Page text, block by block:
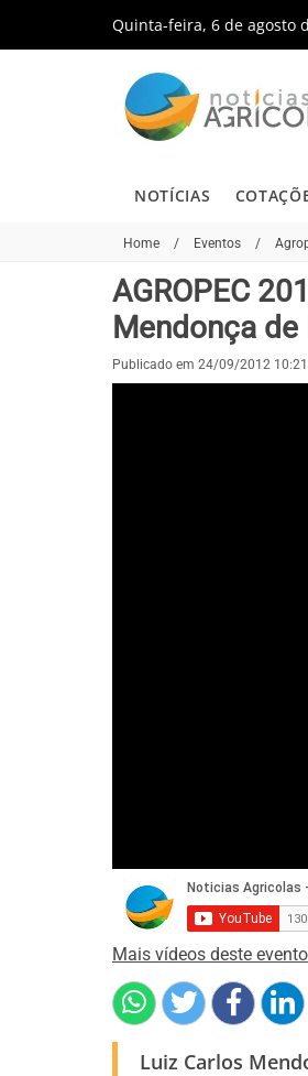
Quinta-feira, 6 de agosto
NOTÍCIAS
Home / Eventos /
AGROPEC
Mendonça
Publicado em 24/09/2012 10:21
Mais vídeos deste evento
Luiz Carlos